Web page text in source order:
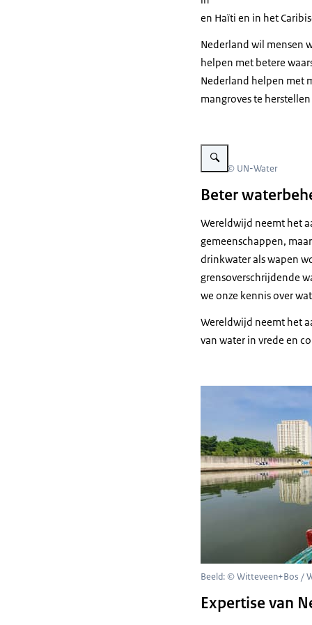
en Haïti en in het
Nederland wil mensen
helpen met betere
Nederland helpen met
mangroves te
Vergroot afbeelding Logo
Beeld: © UN-Water
Beter
Wereldwijd neemt het
gemeenschappen,
drinkwater als wapen
grensoverschrijdende
we onze kennis over
Wereldwijd neemt het
van water in vrede en
Beeld: © Witteveen+Bos /
Expertise van